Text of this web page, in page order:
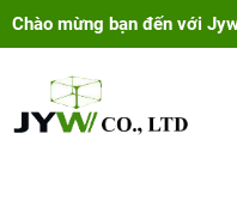
Chào mừng bạn đến với
đây để giúp bạn!